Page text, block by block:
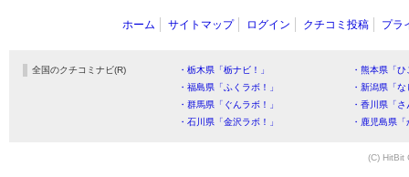
ホーム サイトマップ ログイン クチコミ投稿 プラ
全国のクチコミナビ(R) ・栃木県「栃ナビ！」
・熊本県「
・福島県「ふくラボ！」
・新潟県「
・群馬県「ぐんラボ！」
・香川県「
・石川県「金沢ラボ！」
・鹿児島県
(C) HitBit